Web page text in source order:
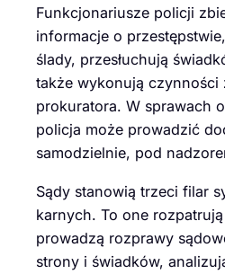
Funkcjonariusze policji
informacje o
ślady, przesłuchują
także wykonują czynności
prokuratora. W sprawach
policja może prowadzić
samodzielnie, pod
Sądy stanowią trzeci filar
karnych. To one
prowadzą rozprawy
strony i świadków,